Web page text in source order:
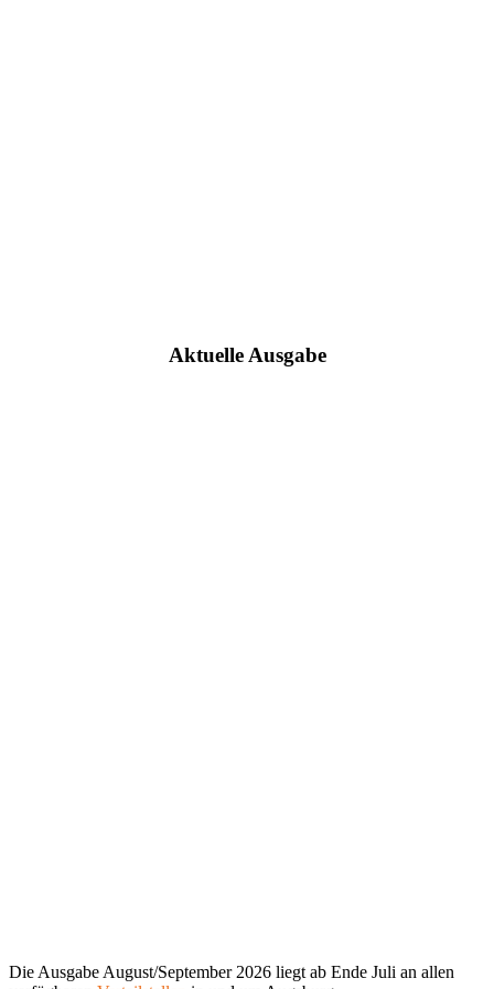
Aktuelle Ausgabe
Die Ausgabe August/September 2026 liegt ab Ende Juli an allen